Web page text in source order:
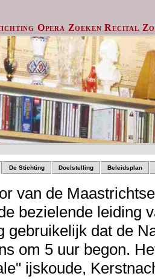
Opera Zoeken Recital
De Stichting Doelstelling Beleidsplan
van de
bezielende leiding
gebruikelijk dat de
om 5 uur begon.
ijskoude,